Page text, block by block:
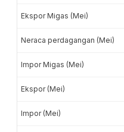
Ekspor Migas (Mei)
Neraca perdagangan (Mei)
Impor Migas (Mei)
Ekspor (Mei)
Impor (Mei)